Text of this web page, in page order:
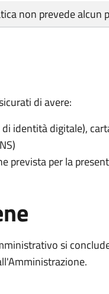
non prevede alcun
di avere:
identità digitale),
prevista per la
si